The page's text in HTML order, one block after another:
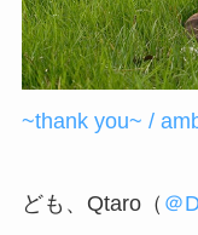
~thank you~ /
ども、Qtaro（ ＠